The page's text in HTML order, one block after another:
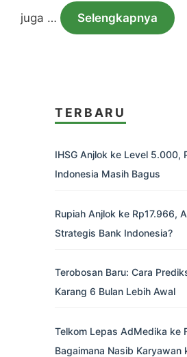
juga …
Selengkapnya
TERBARU
IHSG Anjlok ke Level 5.000,
Indonesia Masih Bagus
Rupiah Anjlok ke Rp17.966,
Strategis Bank Indonesia?
Terobosan Baru: Cara
Karang 6 Bulan Lebih Awal
Telkom Lepas AdMedika ke
Bagaimana Nasib Karyawan